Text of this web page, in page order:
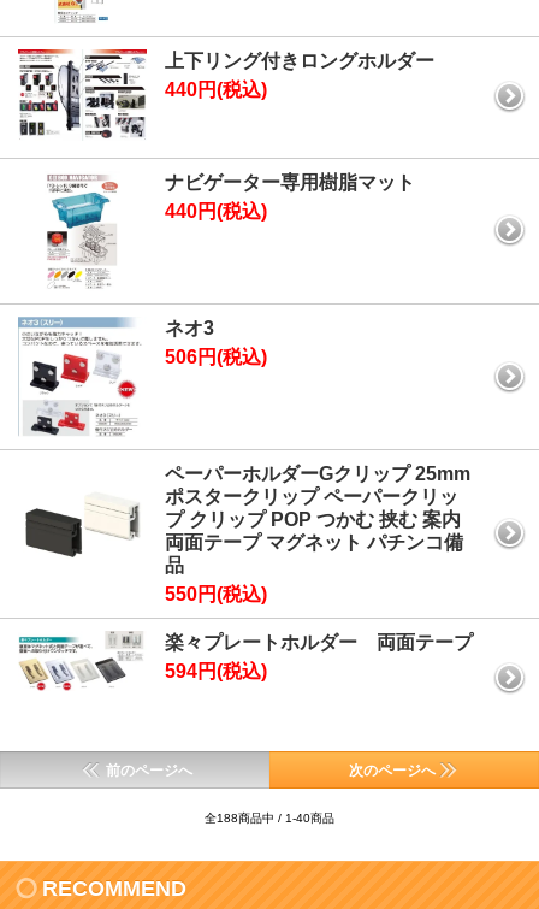
上下リング付きロングホルダー
440円(税込)
ナビゲーター専用樹脂マット
440円(税込)
ネオ3
506円(税込)
ペーパーホルダーGクリップ 25mm
ポスタークリップ ペーパークリッ
プ クリップ POP つかむ 挟む 案内
両面テープ マグネット パチンコ備
品
550円(税込)
楽々プレートホルダー 両面テープ
594円(税込)
前のページへ 次のページへ
全188商品中 / 1-40商品
RECOMMEND